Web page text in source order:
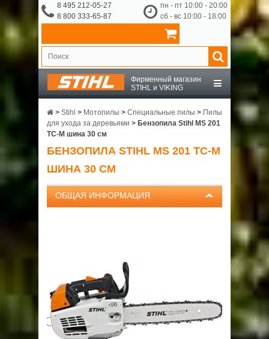
8 495 212-05-27
8 800 333-65-87
пн - пт 10:00 - 20:00
сб - вс 10:00 - 18:00
Фирменный магазин
STIHL и VIKING
STIHL
OCHSENKOPF
ПРИНАДЛЕЖНОСТИ
ОПЛАТА
ГАРАНТИЯ И СЕРВИС
> Stihl > Мотопилы > Специальные пилы > Пилы
для ухода за деревьями > Бензопила Stihl MS 201
TC-M шина 30 см
БЕНЗОПИЛА STIHL MS 201 TC-M
ШИНА 30 СМ
ОБЩАЯ ИНФОРМАЦИЯ